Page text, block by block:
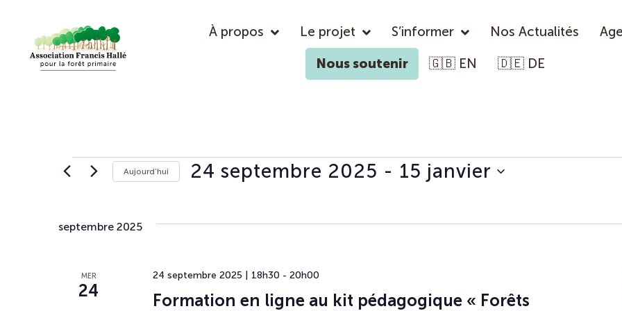
À propos Le projet S’informer Nos Actualités
Nous soutenir
🇬🇧 EN 🇩🇪 DE
Aujourd’hui 24 septembre 2025 - 15 janvier
date.
septembre 2025
MER
24
Formation en ligne au kit pédagogique « Forêts
24 septembre 2025 | 18h30 - 20h00